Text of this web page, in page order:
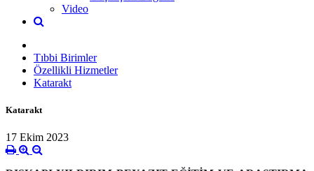
Video
Tıbbi Birimler
Özellikli Hizmetler
Katarakt
Katarakt
17 Ekim 2023